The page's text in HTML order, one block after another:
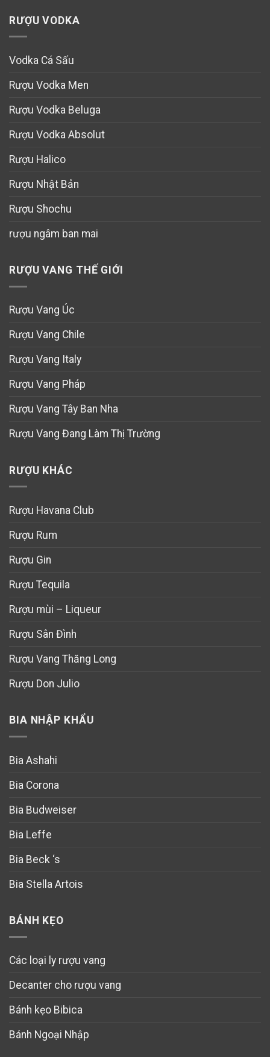
RƯỢU VODKA
Vodka Cá Sấu
Rượu Vodka Men
Rượu Vodka Beluga
Rượu Vodka Absolut
Rượu Halico
Rượu Nhật Bản
Rượu Shochu
rượu ngâm ban mai
RƯỢU VANG THẾ GIỚI
Rượu Vang Úc
Rượu Vang Chile
Rượu Vang Italy
Rượu Vang Pháp
Rượu Vang Tây Ban Nha
Rượu Vang Đang Làm Thị Trường
RƯỢU KHÁC
Rượu Havana Club
Rượu Rum
Rượu Gin
Rượu Tequila
Rượu mùi – Liqueur
Rượu Sân Đình
Rượu Vang Thăng Long
Rượu Don Julio
BIA NHẬP KHẨU
Bia Ashahi
Bia Corona
Bia Budweiser
Bia Leffe
Bia Beck ‘s
Bia Stella Artois
BÁNH KẸO
Các loại ly rượu vang
Decanter cho rượu vang
Bánh kẹo Bibica
Bánh Ngoại Nhập